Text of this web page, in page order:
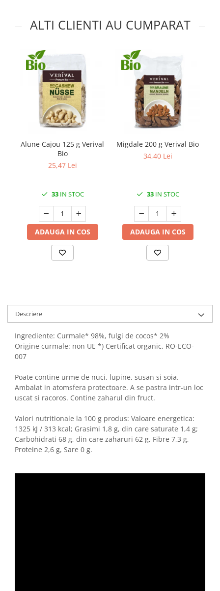
ALTI CLIENTI AU CUMPARAT
Alune Cajou 125 g Verival
Bio
25,47 Lei
33IN STOC
ADAUGA IN COS
Migdale 200 g Verival Bio
34,40 Lei
33IN STOC
ADAUGA IN COS
Descriere
Ingrediente: Curmale* 98%, fulgi de cocos* 2%
Origine curmale: non UE *) Certificat organic, RO-ECO-
007
Poate contine urme de nuci, lupine, susan si soia.
Ambalat in atomsfera protectoare. A se pastra intr-un loc
uscat si racoros. Contine zaharul din fruct.
Valori nutritionale la 100 g produs: Valoare energetica:
1325 kJ / 313 kcal; Grasimi 1,8 g, din care saturate 1,4 g;
Carbohidrati 68 g, din care zaharuri 62 g, Fibre 7,3 g,
Proteine 2,6 g, Sare 0 g.